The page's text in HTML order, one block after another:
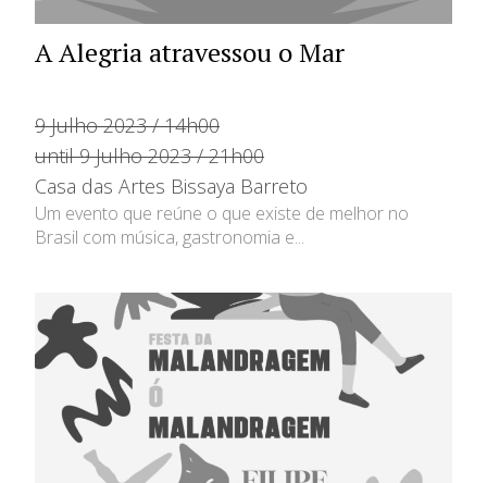
A Alegria atravessou o Mar
9 Julho 2023 / 14h00
until 9 Julho 2023 / 21h00
Casa das Artes Bissaya Barreto
Um evento que reúne o que existe de melhor no
Brasil com música, gastronomia e...